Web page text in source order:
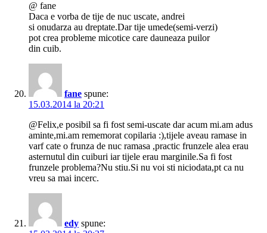
@ fane
Daca e vorba de tije de nuc uscate, andrei
si onudarza au dreptate.Dar tije umede(semi-verzi)
pot crea probleme micotice care dauneaza puilor
din cuib.
fane spune:
15.03.2014 la 20:21
@Felix,e posibil sa fi fost semi-uscate dar acum mi.am adus
aminte,mi.am rememorat copilaria :),tijele aveau ramase in
varf cate o frunza de nuc ramasa ,practic frunzele alea erau
asternutul din cuiburi iar tijele erau marginile.Sa fi fost
frunzele problema?Nu stiu.Si nu voi sti niciodata,pt ca nu
vreu sa mai incerc.
edy spune: